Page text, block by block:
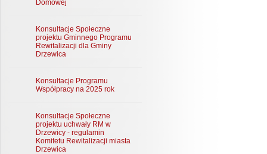
Domowej
Konsultacje Społeczne
projektu Gminnego Programu
Rewitalizacji dla Gminy
Drzewica
Konsultacje Programu
Współpracy na 2025 rok
Konsultacje Społeczne
projektu uchwały RM w
Drzewicy - regulamin
Komitetu Rewitalizacji miasta
Drzewica